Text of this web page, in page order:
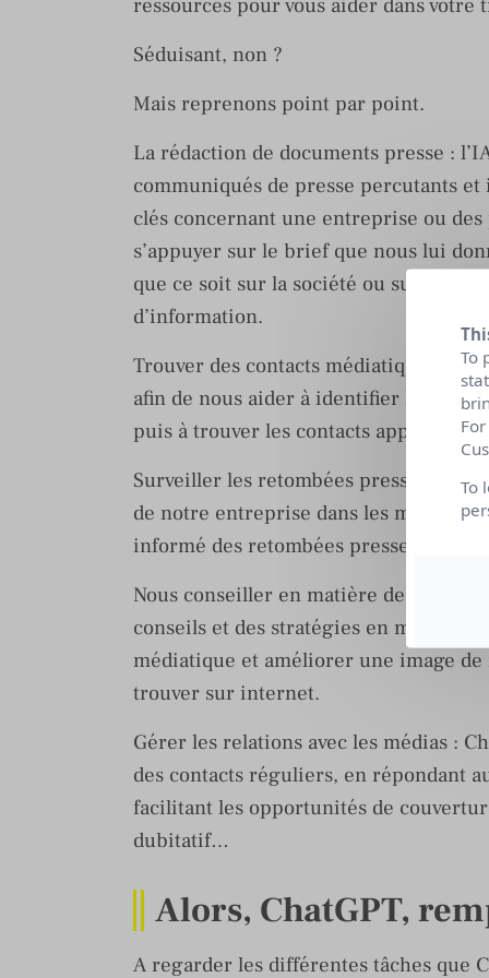
Séduisant, non ?
Mais reprenons point par point.
La rédaction de documents presse :
communiqués de presse percutants
clés concernant une entreprise ou
s’appuyer sur le brief que nous lui
que ce soit sur la société ou sur la
d’information.
Trouver des contacts médiatiques
afin de nous aider à identifier les
puis à trouver les contacts appropriés
Surveiller les retombées presse : l’IA
de notre entreprise dans les médias.
informé des retombées presse et
Nous conseiller en matière de
conseils et des stratégies en matière
médiatique et améliorer une image de
trouver sur internet.
Gérer les relations avec les médias :
des contacts réguliers, en répondant
facilitant les opportunités de
dubitatif…
Alors, ChatGPT,
A regarder les différentes tâches que
To
To